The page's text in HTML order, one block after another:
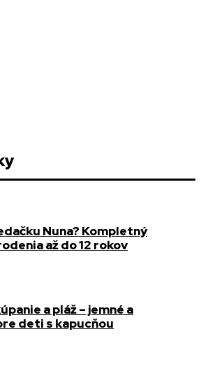
Nuna? Kompletný
až do 12 rokov
a pláž – jemné a
deti s kapucňou